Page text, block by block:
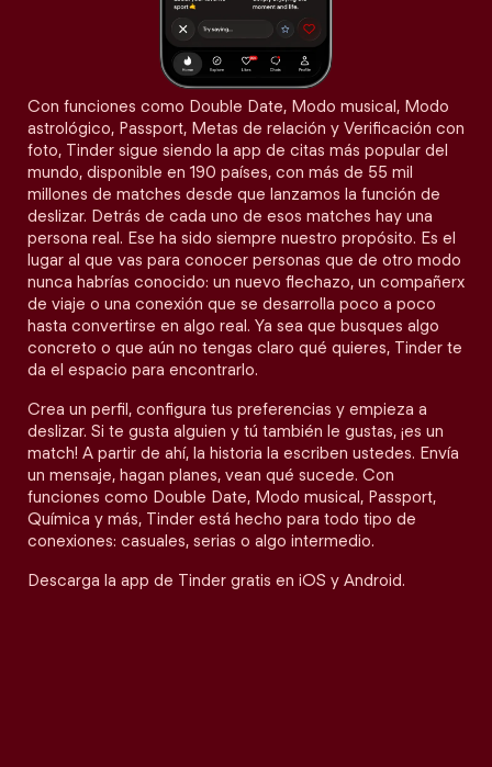
Con funciones como Double Date, Modo musical, Modo
astrológico, Passport, Metas de relación y Verificación con
foto, Tinder sigue siendo la app de citas más popular del
mundo, disponible en 190 países, con más de 55 mil
millones de matches desde que lanzamos la función de
deslizar. Detrás de cada uno de esos matches hay una
persona real. Ese ha sido siempre nuestro propósito. Es el
lugar al que vas para conocer personas que de otro modo
nunca habrías conocido: un nuevo flechazo, un compañerx
de viaje o una conexión que se desarrolla poco a poco
hasta convertirse en algo real. Ya sea que busques algo
concreto o que aún no tengas claro qué quieres, Tinder te
da el espacio para encontrarlo.
Crea un perfil, configura tus preferencias y empieza a
deslizar. Si te gusta alguien y tú también le gustas, ¡es un
match! A partir de ahí, la historia la escriben ustedes. Envía
un mensaje, hagan planes, vean qué sucede. Con
funciones como Double Date, Modo musical, Passport,
Química y más, Tinder está hecho para todo tipo de
conexiones: casuales, serias o algo intermedio.
Descarga la app de Tinder gratis en iOS y Android.